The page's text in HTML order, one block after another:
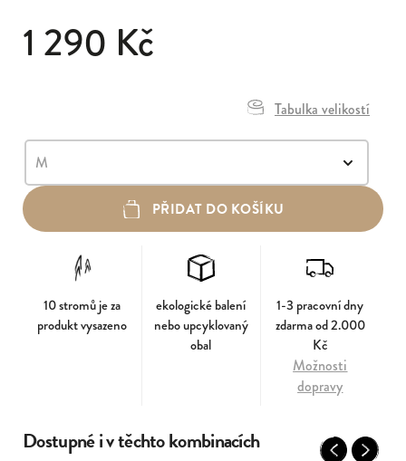
1 290 Kč
Tabulka velikostí
PŘIDAT DO KOŠÍKU
10 stromů je za
produkt vysazeno
ekologické balení
nebo upcyklovaný
obal
1-3 pracovní dny
zdarma od 2.000
Kč
Možnosti
dopravy
Dostupné i v těchto kombinacích PreviousNext